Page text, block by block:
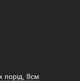
порід, 8см